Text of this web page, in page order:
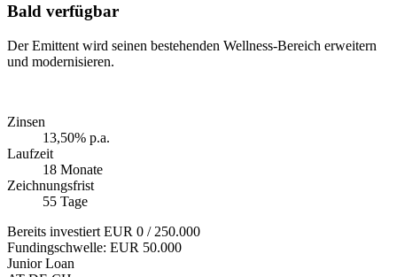
Bald verfügbar
Der Emittent wird seinen bestehenden Wellness-Bereich erweitern
und modernisieren.
Zinsen
13,50% p.a.
Laufzeit
18 Monate
Zeichnungsfrist
55 Tage
Bereits investiert EUR 0 / 250.000
Fundingschwelle: EUR 50.000
Junior Loan